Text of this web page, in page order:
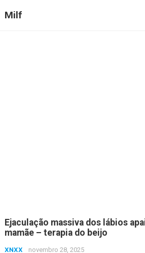
Milf
Ejaculação massiva dos lábios
mamãe – terapia do beijo
XNXX novembro 28, 2025